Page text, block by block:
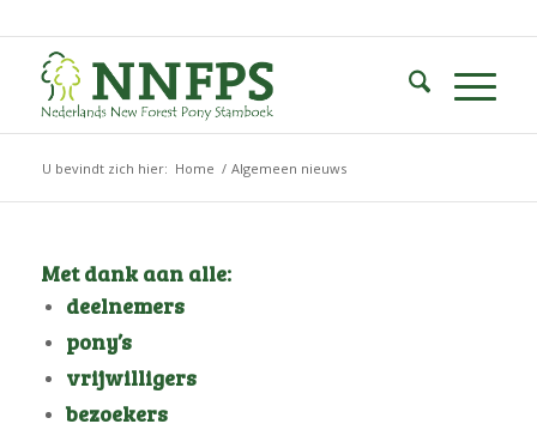
U bevindt zich hier: Home / Algemeen nieuws
Met dank aan alle:
deelnemers
pony’s
vrijwilligers
bezoekers